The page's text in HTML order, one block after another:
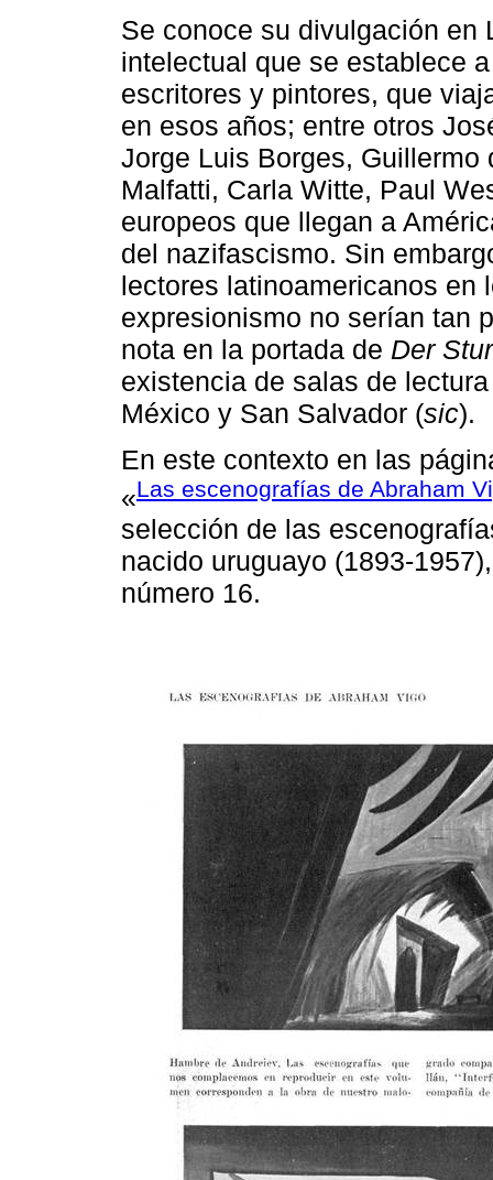
Se conoce su divulgación en
intelectual que se establece
escritores y pintores, que
en esos años; entre otros
Jorge Luis Borges, Guillermo
Malfatti, Carla Witte, Paul
europeos que llegan a
del nazifascismo. Sin
lectores latinoamericanos en
expresionismo no serían tan
nota en la portada de Der
existencia de salas de
México y San Salvador (sic).
En este contexto en las
«Las escenografías de Abraham
selección de las
nacido uruguayo (1893-
número 16.